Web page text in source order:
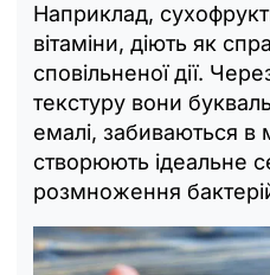
Наприклад,
вітаміни, діють як
сповільненої дії.
текстуру вони
емалі, забиваються в
створюють ідеальне
розмноження